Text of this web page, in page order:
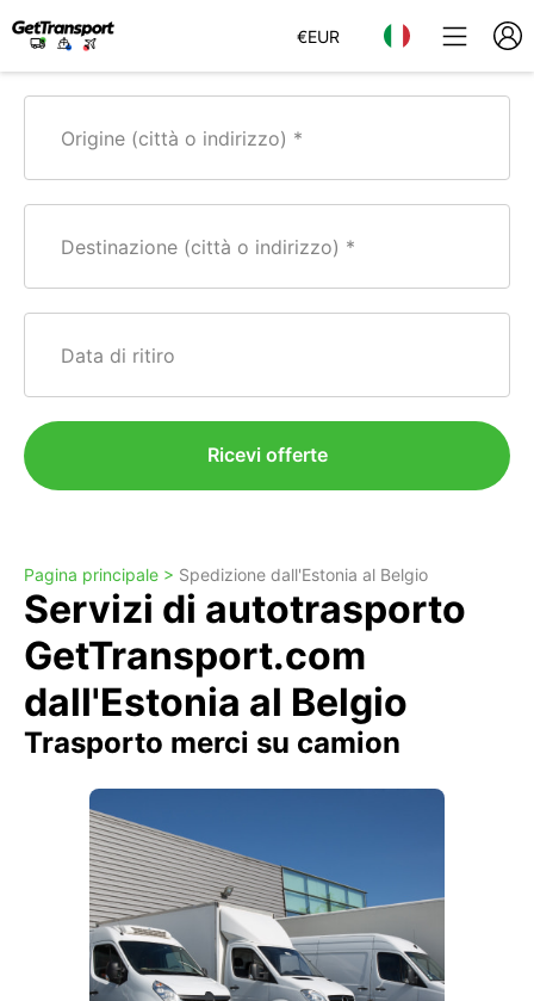
€EUR
Origine (città o indirizzo)
Destinazione (città o indirizzo)
Data di ritiro
Ricevi offerte
Pagina principale > Spedizione dall'Estonia al Belgio
Servizi di autotrasporto
GetTransport.com
dall'Estonia al Belgio
Trasporto merci su camion